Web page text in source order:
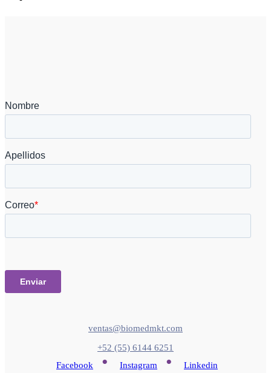
ventas@biomedmkt.com
+52 (55) 6144 6251
Facebook
• Instagram • Linkedin